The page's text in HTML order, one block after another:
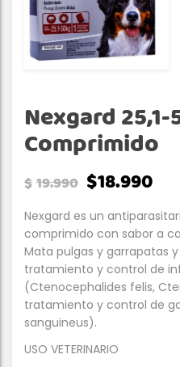
Nexgard 25,1-
Comprimido
$19.990 $18.990
Nexgard es un
comprimido con sabor a
Mata pulgas y garrapatas
tratamiento y control de
(Ctenocephalides felis,
tratamiento y control de
sanguineus).
USO VETERINARIO